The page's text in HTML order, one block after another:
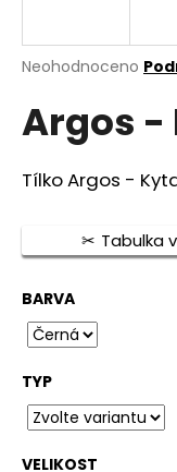
Průměrné
produktu
je
z
5
Neohodnoceno
Argos -
Tílko Argos -
Tabulka
BARVA
TYP
VELIKOST
j
í
t
?
D
o
p
o